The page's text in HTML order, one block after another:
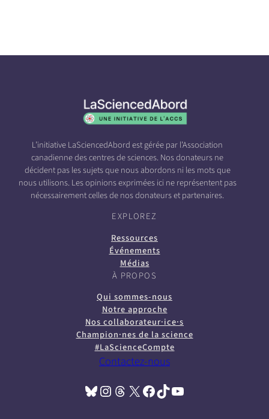
L’initiative LaSciencedAbord est gérée par l’Association
canadienne des centres de sciences. Nos donateurs ne
décident pas les sujets que nous abordons ni les mots que
nous utilisons. Les opinions exprimées ici ne représentent pas
nécessairement celles de nos donateurs et partenaires.
EXPLOREZ
Ressources
Événements
Médias
À PROPOS
Qui sommes-nous
Notre approche
Nos collaborateur·ice·s
Champion·nes de la science
#LaScienceCompte
Contactez-nous
Bluesky(opens in a new tab) Instagram
(opens in a new tab) Threads(opens in a new tab) X(opens in a new tab) Facebook(opens in a new tab) TikTok(opens in a new tab) YouTube(opens in a new tab)